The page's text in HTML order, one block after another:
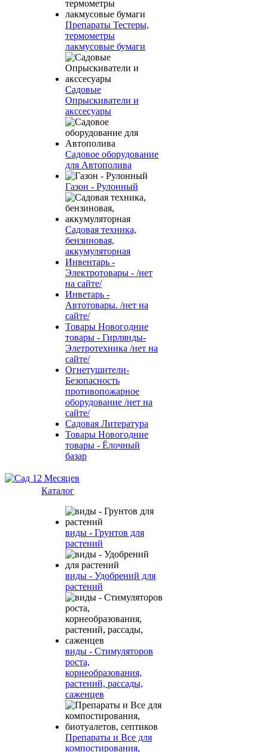
Препараты Тестеры,
термометры
лакмусовые бумаги
Садовые
Опрыскиватели и
акссесуары
Садовое оборудование
для Автополива
Газон - Рулонный
Садовая техника,
бензиновая,
аккумуляторная
Инвентарь -
Электротовары - /нет
на сайте/
Инветарь -
Автотовары. /нет на
сайте/
Товары Новогодние
товары - Гирлянды-
Элетротехника /нет на
сайте/
Огнетушители-
Безопасность
противопожарное
оборудование /нет на
сайте/
Садовая Литература
Товары Новогодние
товары - Ёлочный
базар
Каталог
виды - Грунтов для
растений
виды - Удобрений для
растений
виды - Стимуляторов
роста,
корнеобразования,
растений, рассады,
саженцев
Препараты и Все для
компостирования,